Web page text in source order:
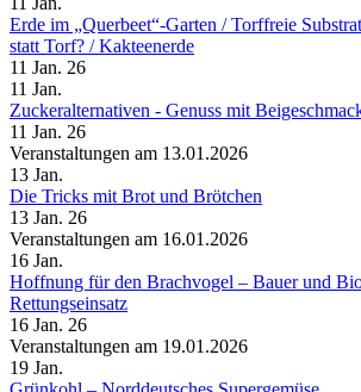
Erde im „Querbeet“-Garten /​ Torffreie
statt Torf? /​ Kakteenerde
11 Jan. 26
11 Jan.
Zuckeralternativen - Genuss mit
11 Jan. 26
Veranstaltungen am 13.01.2026
13 Jan.
Die Tricks mit Brot und Brötchen
13 Jan. 26
Veranstaltungen am 16.01.2026
16 Jan.
Hoffnung für den Brachvogel – Bauer und
Rettungseinsatz
16 Jan. 26
Veranstaltungen am 19.01.2026
19 Jan.